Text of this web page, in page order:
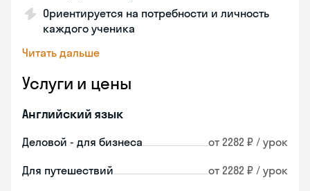
Ориентируется на потребности и личность
каждого ученика
Читать дальше
Услуги и цены
Английский язык
Деловой - для бизнеса от 2282 ₽ / урок
Для путешествий от 2282 ₽ / урок